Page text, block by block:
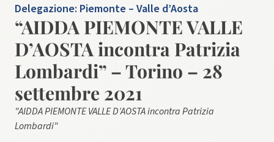
Delegazione: Piemonte – Valle d’Aosta
“AIDDA PIEMONTE VALLE
D’AOSTA incontra Patrizia
Lombardi” – Torino – 28
settembre 2021
"AIDDA PIEMONTE VALLE D’AOSTA incontra Patrizia
Lombardi"